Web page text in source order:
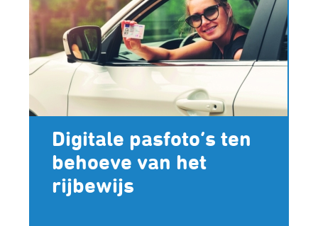
Digitale pasfoto’s ten
behoeve van het
rijbewijs